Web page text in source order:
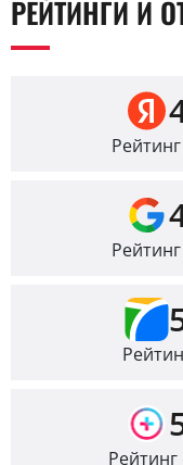
РЕЙТИНГИ И